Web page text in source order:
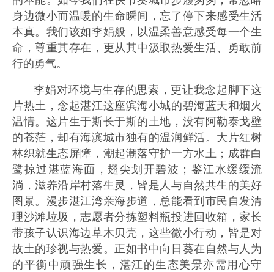
身边微小而温暖的生命瞬间，忘了停下来感受生活
本真。我们该如李娟般，以温柔善意感受每一个生
命，尊重其存在，更从其中汲取热爱生活、勇敢前
行的勇气。
李娟对环境与生存的思索，更让我念起脚下这
片热土，念起湛江这座滨海小城的碧海蓝天和烟火
温情。这片生于斯长于斯的土地，没有阿勒泰戈壁
的苍茫，却有海滨城市独有的温润鲜活。大片红树
林织就生态屏障，潮起潮落守护一方水土；成群白
鹭掠过湛蓝海面，翅尖划开碧波；鉴江水缓缓流
淌，滋养沿岸村落生灵，皆是人与自然共生的美好
图景。漫步湛江湾亲海步道，总能看到市民自发清
理沙滩垃圾，志愿者分拣塑料瓶投进回收箱，家长
带孩子认识海边草木贝壳，这些微小行动，皆是对
故土的珍视与热爱。正如书中向日葵在自然与人为
的平衡中顽强生长，湛江的生态美景亦需用心守